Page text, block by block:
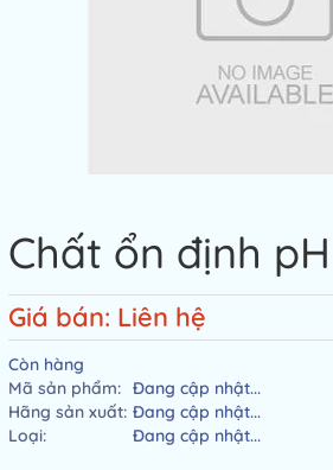
Chất ổn định pH
Giá bán: Liên hệ
Còn hàng
Mã sản phẩm: Đang cập nhật...
Hãng sản xuất: Đang cập nhật...
Loại:
Đang cập nhật...